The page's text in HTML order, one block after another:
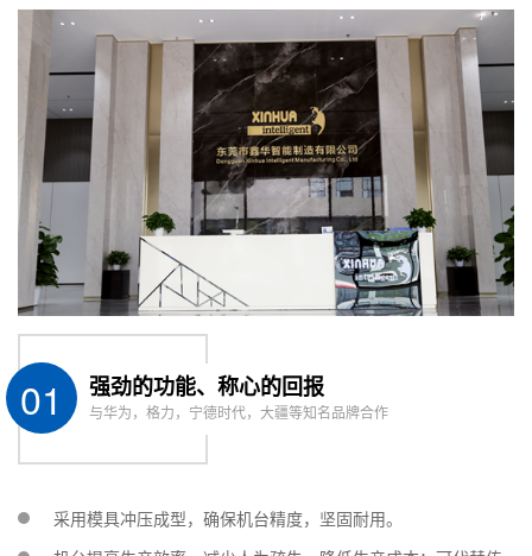
传动方式 Drive
mode
步进电机+直线导轨/伺服电机+滚珠丝杆(可选)
Stepping motor＋straight guide/ servo motor＋
ball screw(alternative)
定位精度 Location
accuracy
&plusmn;0.01~0.03mm
控制系统 Control
system
运动控制卡+手持示教器 Moving controlling and
teach pendant
螺丝输送方式
Screw
transmission
method
吸取式/吹送式锁付(可选) Suction mode / blow
mode
screwdriver
needed)
电源 Full-voltage
220V50HZ
temperature
01 强劲的功能、称心的回报
与华为，格力，宁德时代，大疆等知名品牌合作
采用模具冲压成型，确保机台精度，坚固耐用。